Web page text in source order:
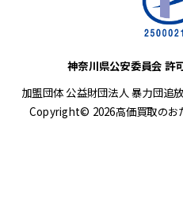
神奈川県公安委員会
加盟団体 公益財団法人 暴力団追
Copyright© 2026高価買取の